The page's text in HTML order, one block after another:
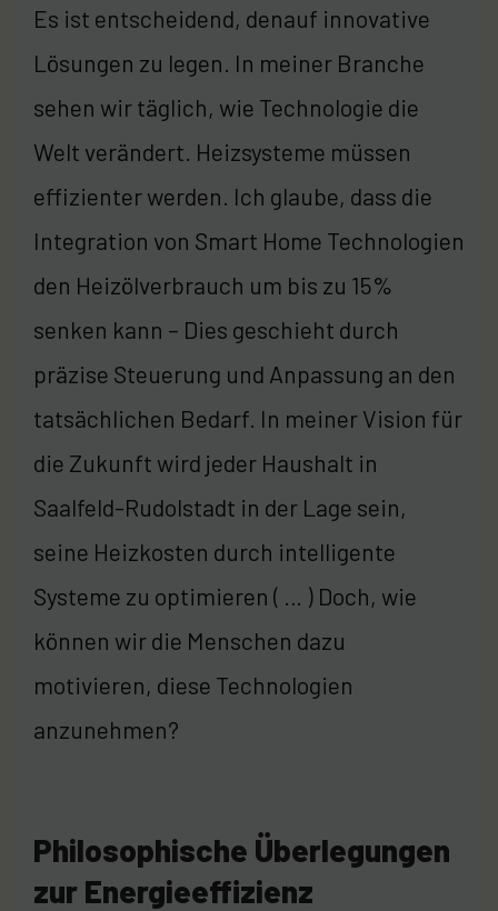
Es ist entscheidend, denauf innovative
Lösungen zu legen. In meiner Branche
sehen wir täglich, wie Technologie die
Welt verändert. Heizsysteme müssen
effizienter werden. Ich glaube, dass die
Integration von Smart Home Technologien
den Heizölverbrauch um bis zu 15%
senken kann – Dies geschieht durch
präzise Steuerung und Anpassung an den
tatsächlichen Bedarf. In meiner Vision für
die Zukunft wird jeder Haushalt in
Saalfeld-Rudolstadt in der Lage sein,
seine Heizkosten durch intelligente
Systeme zu optimieren ( … ) Doch, wie
können wir die Menschen dazu
motivieren, diese Technologien
anzunehmen?
Philosophische Überlegungen
zur Energieeffizienz